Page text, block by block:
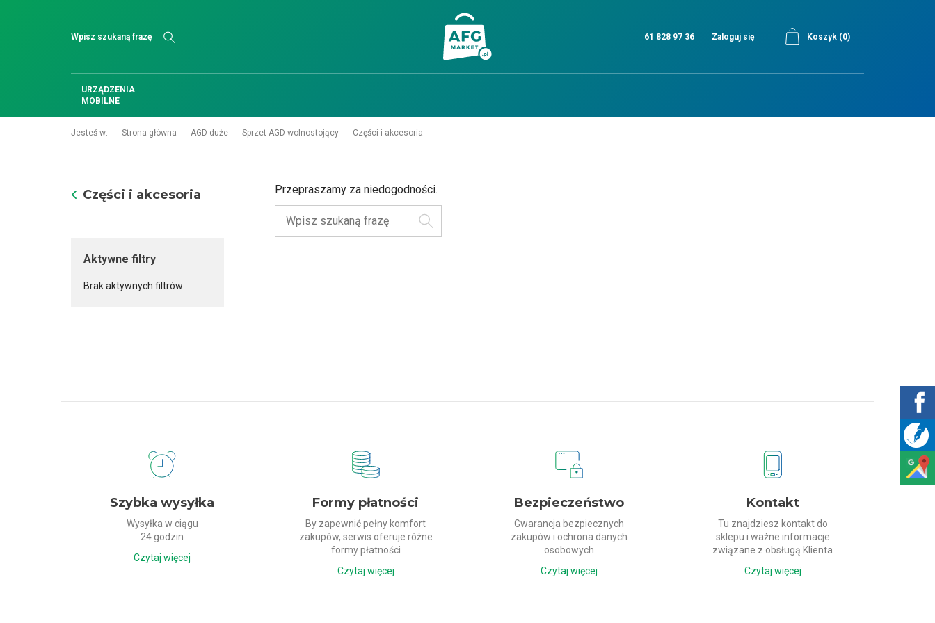
61 828 97 36 Zaloguj się Koszyk (0)
URZĄDZENIA
MOBILNE
Jesteś w: Strona główna AGD duże Sprzet AGD wolnostojący Części i akcesoria
Części i akcesoria
Aktywne filtry
Brak aktywnych filtrów
Przepraszamy za niedogodności.
Dlaczego my?
Szybka wysyłka
Wysyłka w ciągu
24 godzin
Czytaj więcej
Formy płatności
By zapewnić pełny komfort
zakupów, serwis oferuje różne
formy płatności
Czytaj więcej
Bezpieczeństwo
Gwarancja bezpiecznych
zakupów i ochrona danych
osobowych
Czytaj więcej
Kontakt
Tu znajdziesz kontakt do
sklepu i ważne informacje
związane z obsługą Klienta
Czytaj więcej